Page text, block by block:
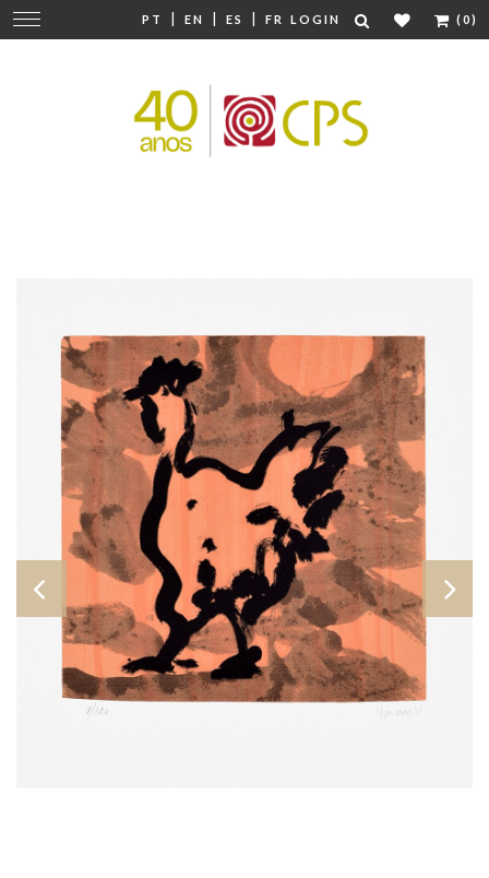
PT | EN | ES | FR LOGIN (0)
Change
navigation